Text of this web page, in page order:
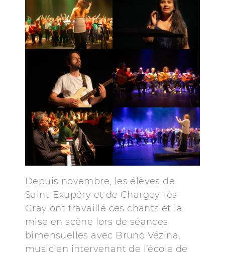
Depuis novembre, les élèves de
Saint-Exupéry et de Chargey-lès-
Gray ont travaillé ces chants et la
mise en scène lors de séances
bimensuelles avec Bruno Vézina,
musicien intervenant de l’école de